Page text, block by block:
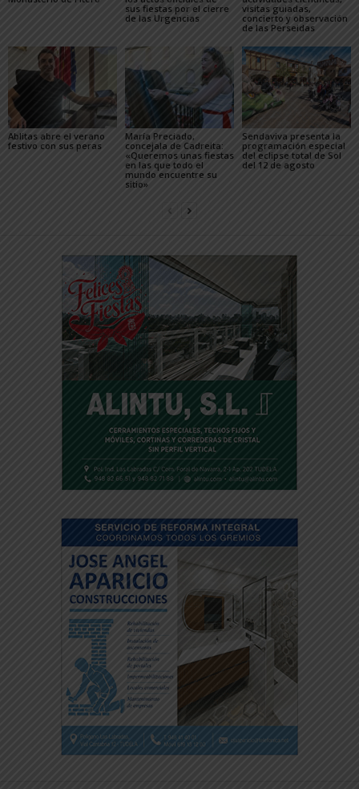
sus fiestas por el cierre
de las Urgencias
visitas guiadas,
concierto y observación
de las Perseidas
Ablitas abre el verano
festivo con sus peras
María Preciado,
concejala de Cadreita:
«Queremos unas fiestas
en las que todo el
mundo encuentre su
sitio»
Sendaviva presenta la
programación especial
del eclipse total de Sol
del 12 de agosto